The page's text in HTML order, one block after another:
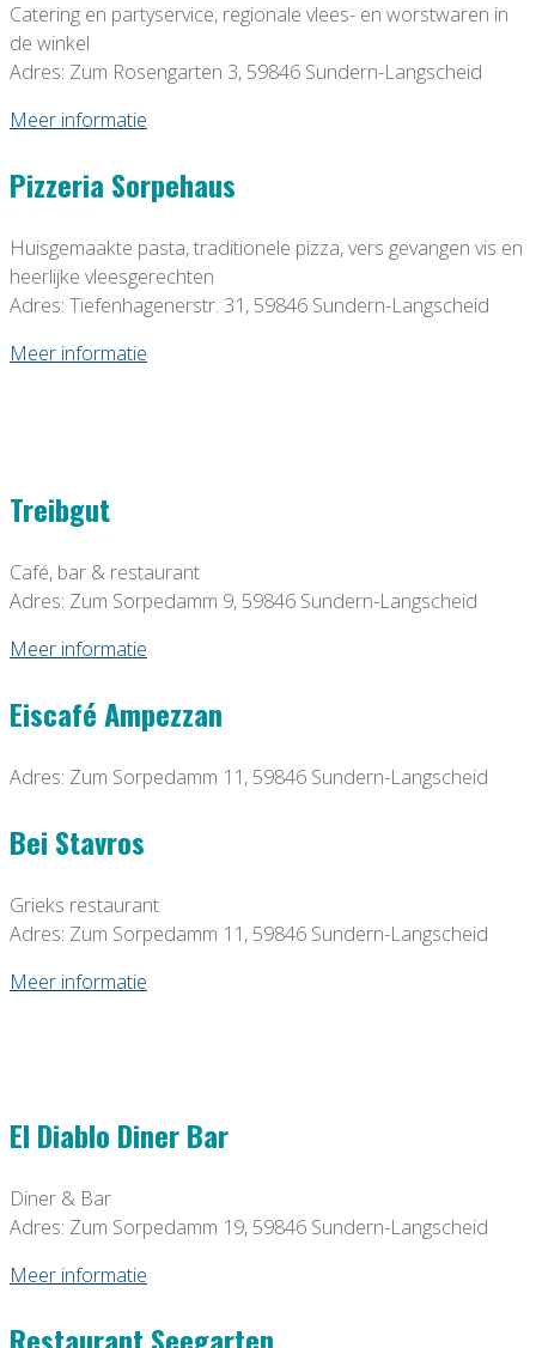
Catering en partyservice, regionale vlees- en worstwaren in
de winkel
Adres: Zum Rosengarten 3, 59846 Sundern-Langscheid
Meer informatie
Pizzeria Sorpehaus
Huisgemaakte pasta, traditionele pizza, vers gevangen vis en
heerlijke vleesgerechten
Adres: Tiefenhagenerstr. 31, 59846 Sundern-Langscheid
Meer informatie
Treibgut
Café, bar & restaurant
Adres: Zum Sorpedamm 9, 59846 Sundern-Langscheid
Meer informatie
Eiscafé Ampezzan
Adres: Zum Sorpedamm 11, 59846 Sundern-Langscheid
Bei Stavros
Grieks restaurant
Adres: Zum Sorpedamm 11, 59846 Sundern-Langscheid
Meer informatie
El Diablo Diner Bar
Diner & Bar
Adres: Zum Sorpedamm 19, 59846 Sundern-Langscheid
Meer informatie
Restaurant Seegarten